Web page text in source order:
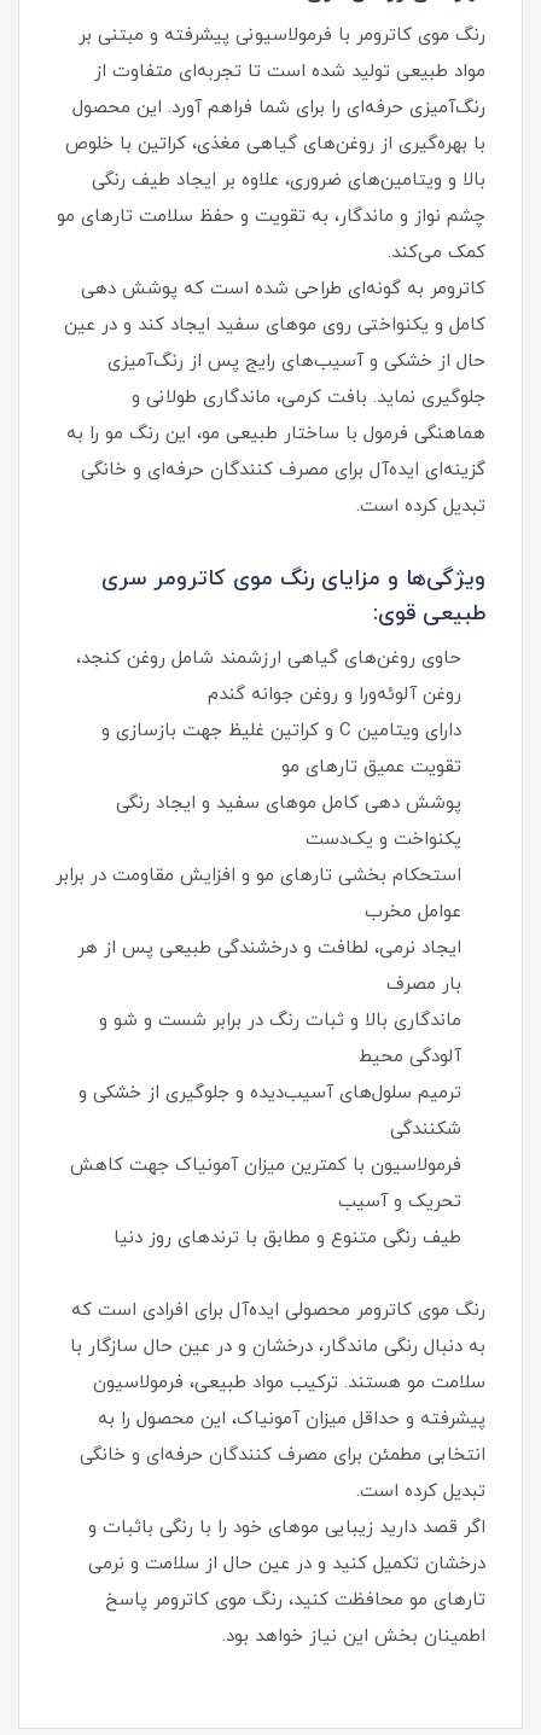
رنگ موی کاترومر با فرمولاسیونی پیشرفته و مبتنی بر
مواد طبیعی تولید شده است تا تجربه‌ای متفاوت از
رنگ‌آمیزی حرفه‌ای را برای شما فراهم آورد. این محصول
با بهره‌گیری از روغن‌های گیاهی مغذی، کراتین با خلوص
بالا و ویتامین‌های ضروری، علاوه بر ایجاد طیف رنگی
چشم‌ نواز و ماندگار، به تقویت و حفظ سلامت تارهای مو
کمک می‌کند.
کاترومر به گونه‌ای طراحی شده است که پوشش‌ دهی
کامل و یکنواختی روی موهای سفید ایجاد کند و در عین
حال از خشکی و آسیب‌های رایج پس از رنگ‌آمیزی
جلوگیری نماید. بافت کرمی، ماندگاری طولانی و
هماهنگی فرمول با ساختار طبیعی مو، این رنگ مو را به
گزینه‌ای ایده‌آل برای مصرف‌ کنندگان حرفه‌ای و خانگی
تبدیل کرده است.
ویژگی‌ها و مزایای رنگ موی کاترومر سری
طبیعی قوی:
حاوی روغن‌های گیاهی ارزشمند شامل روغن کنجد،
روغن آلوئه‌ورا و روغن جوانه گندم
دارای ویتامین C و کراتین غلیظ جهت بازسازی و
تقویت عمیق تارهای مو
پوشش‌ دهی کامل موهای سفید و ایجاد رنگی
یکنواخت و یک‌دست
استحکام‌ بخشی تارهای مو و افزایش مقاومت در برابر
عوامل مخرب
ایجاد نرمی، لطافت و درخشندگی طبیعی پس از هر
بار مصرف
ماندگاری بالا و ثبات رنگ در برابر شست‌ و شو و
آلودگی محیط
ترمیم سلول‌های آسیب‌دیده و جلوگیری از خشکی و
شکنندگی
فرمولاسیون با کمترین میزان آمونیاک جهت کاهش
تحریک و آسیب
طیف رنگی متنوع و مطابق با ترندهای روز دنیا
رنگ موی کاترومر محصولی ایده‌آل برای افرادی است که
به دنبال رنگی ماندگار، درخشان و در عین حال سازگار با
سلامت مو هستند. ترکیب مواد طبیعی، فرمولاسیون
پیشرفته و حداقل میزان آمونیاک، این محصول را به
انتخابی مطمئن برای مصرف‌ کنندگان حرفه‌ای و خانگی
تبدیل کرده است.
اگر قصد دارید زیبایی موهای خود را با رنگی باثبات و
درخشان تکمیل کنید و در عین حال از سلامت و نرمی
تارهای مو محافظت کنید، رنگ موی کاترومر پاسخ
اطمینان‌ بخش این نیاز خواهد بود.